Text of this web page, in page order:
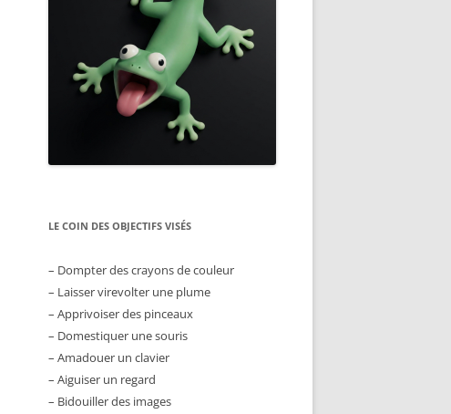
LE COIN DES OBJECTIFS VISÉS
– Dompter des crayons de couleur
– Laisser virevolter une plume
– Apprivoiser des pinceaux
– Domestiquer une souris
– Amadouer un clavier
– Aiguiser un regard
– Bidouiller des images